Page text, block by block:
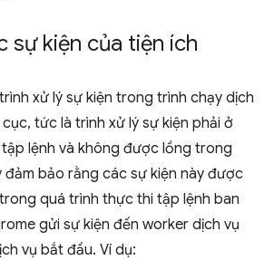
sự kiện của tiện ích
xử lý sự kiện trong trình chạy dịch
tức là trình xử lý sự kiện phải ở
lệnh và không được lồng trong
đảm bảo rằng các sự kiện này được
quá trình thực thi tập lệnh ban
gửi sự kiện đến worker dịch vụ
vụ bắt đầu. Ví dụ: